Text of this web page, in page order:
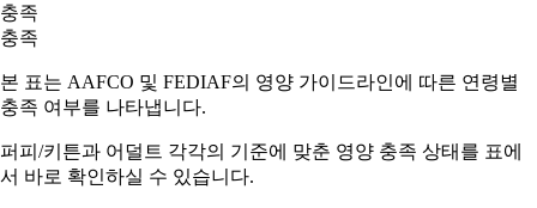
충족
충족
본 표는 AAFCO 및 FEDIAF의 영양 가이드라인에 따른 연령별
충족 여부를 나타냅니다.
퍼피/키튼과 어덜트 각각의 기준에 맞춘 영양 충족 상태를 표에
서 바로 확인하실 수 있습니다.